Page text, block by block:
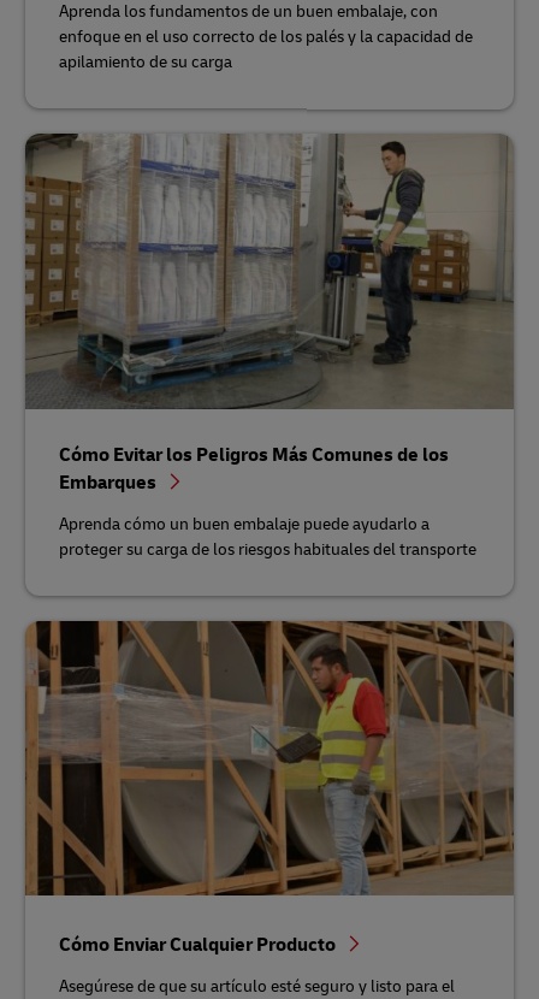
Aprenda los fundamentos de un buen embalaje, con
enfoque en el uso correcto de los palés y la capacidad de
apilamiento de su carga
Cómo Evitar los Peligros Más Comunes de los
Embarques
Aprenda cómo un buen embalaje puede ayudarlo a
proteger su carga de los riesgos habituales del transporte
Cómo Enviar Cualquier Producto
Asegúrese de que su artículo esté seguro y listo para el